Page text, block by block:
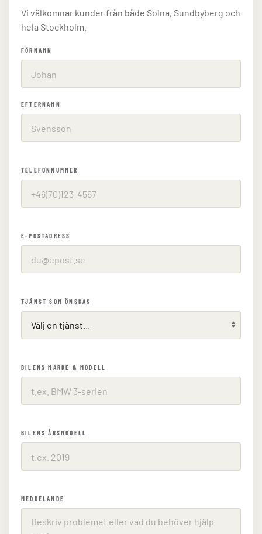
Vi välkomnar kunder från både Solna, Sundbyberg och
hela Stockholm.
FÖRNAMN
EFTERNAMN
TELEFONNUMMER
E-POSTADRESS
TJÄNST SOM ÖNSKAS
BILENS MÄRKE & MODELL
BILENS ÅRSMODELL
MEDDELANDE